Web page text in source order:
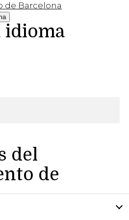
idioma
del
de